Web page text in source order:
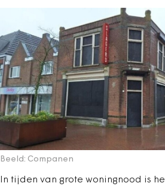
Beeld: Companen
In tijden van grote woningnood is